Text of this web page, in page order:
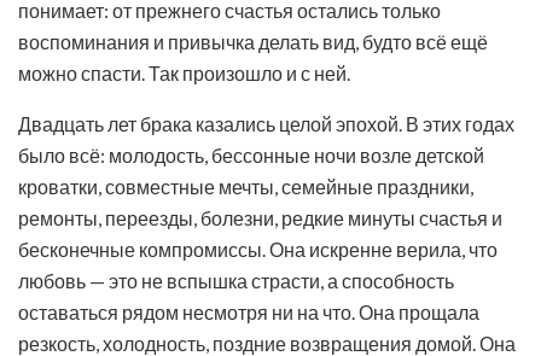
понимает: от прежнего счастья остались только
воспоминания и привычка делать вид, будто всё ещё
можно спасти. Так произошло и с ней.
Двадцать лет брака казались целой эпохой. В этих годах
было всё: молодость, бессонные ночи возле детской
кроватки, совместные мечты, семейные праздники,
ремонты, переезды, болезни, редкие минуты счастья и
бесконечные компромиссы. Она искренне верила, что
любовь — это не вспышка страсти, а способность
оставаться рядом несмотря ни на что. Она прощала
резкость, холодность, поздние возвращения домой. Она